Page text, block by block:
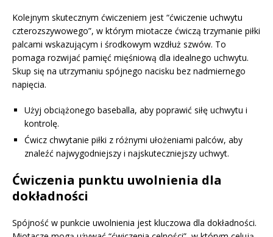
Kolejnym skutecznym ćwiczeniem jest “ćwiczenie uchwytu
czterozszywowego”, w którym miotacze ćwiczą trzymanie piłki
palcami wskazującym i środkowym wzdłuż szwów. To
pomaga rozwijać pamięć mięśniową dla idealnego uchwytu.
Skup się na utrzymaniu spójnego nacisku bez nadmiernego
napięcia.
Użyj obciążonego baseballa, aby poprawić siłę uchwytu i
kontrolę.
Ćwicz chwytanie piłki z różnymi ułożeniami palców, aby
znaleźć najwygodniejszy i najskuteczniejszy uchwyt.
Ćwiczenia punktu uwolnienia dla
dokładności
Spójność w punkcie uwolnienia jest kluczowa dla dokładności.